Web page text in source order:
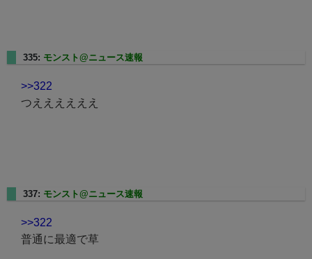
335: モンスト@ニュース速報
>>322
つええええええ
337: モンスト@ニュース速報
>>322
普通に最適で草